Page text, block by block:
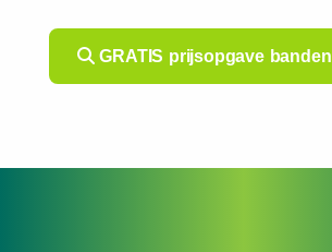
GRATIS prijsopgave banden